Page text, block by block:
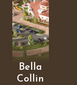
Bella
Collin